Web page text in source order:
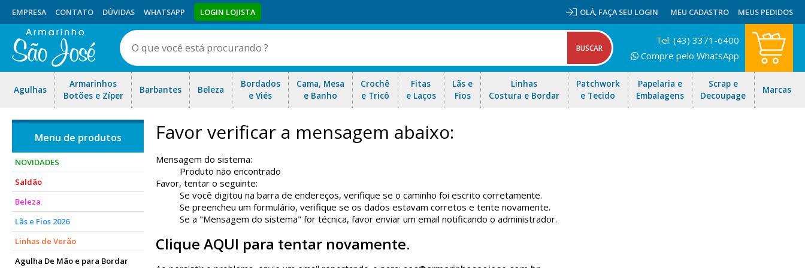
OLÁ, FAÇA SEU LOGIN
EMPRESA CONTATO DÚVIDAS WHATSAPP LOGIN LOJISTA MEU CADASTRO MEUS PEDIDOS
Agulhas
Armarinhos
Botões e Zíper
Barbantes Beleza
Bordados
e Viés
Cama, Mesa
e Banho
Crochê
e Tricô
Fitas
e Laços
Lãs e
Fios
Linhas
Costura e Bordar
Patchwork
e Tecido
Papelaria e
Embalagens
Scrap e
Decoupage
Marcas
Tel: (43) 3371-6400
Compre pelo WhatsApp
NOVIDADES
Saldão
Beleza
Lãs e Fios 2026
Linhas de Verão
Agulha De Mão e para Bordar
Favor verificar a mensagem abaixo:
Mensagem do sistema:
Produto não encontrado
Favor, tentar o seguinte:
Se você digitou na barra de endereços, verifique se o caminho foi escrito corretamente.
Se preencheu um formulário, verifique se os dados estavam corretos e tente novamente.
Se a "Mensagem do sistema" for técnica, favor enviar um email notificando o administrador.
Clique AQUI para tentar novamente.